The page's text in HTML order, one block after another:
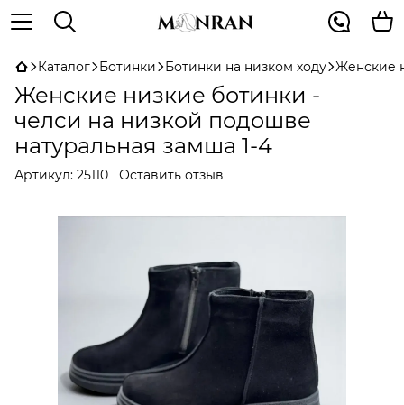
Каталог Ботинки Ботинки на низком ходу Женские
Женские низкие ботинки -
челси на низкой подошве
натуральная замша 1-4
Артикул: 25110 Оставить отзыв